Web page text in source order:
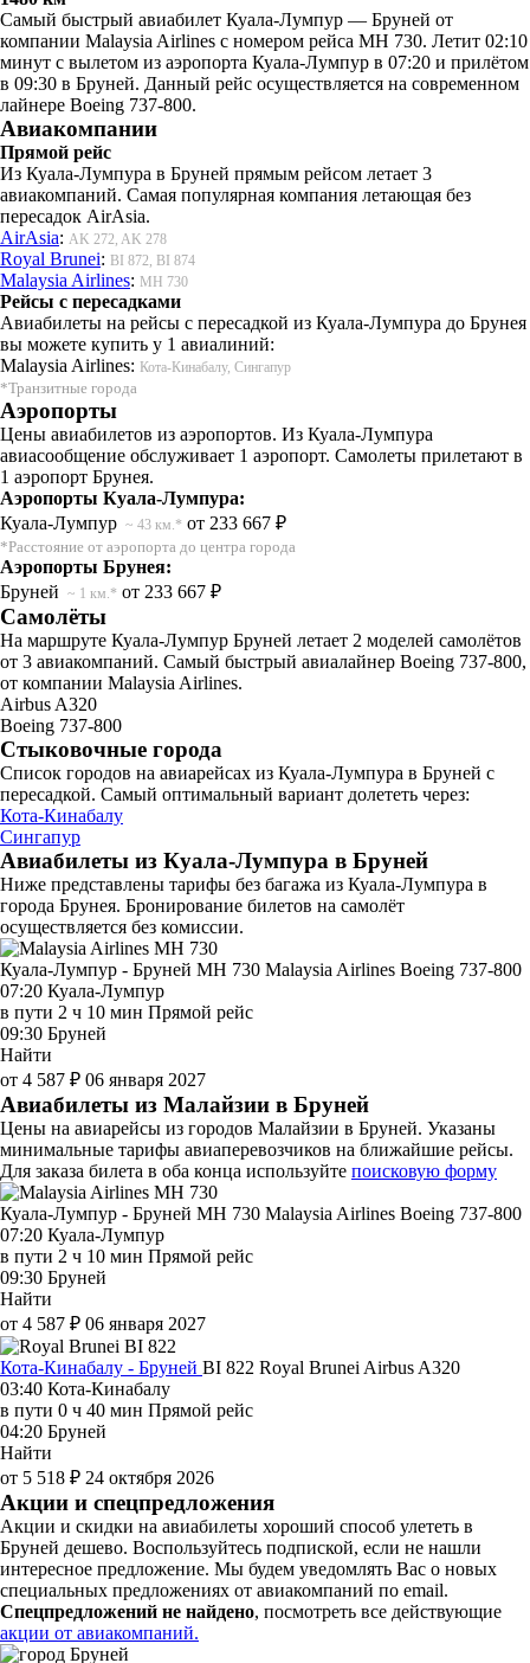
Самый быстрый авиабилет Куала-Лумпур — Бруней от
компании Malaysia Airlines с номером рейса MH 730. Летит 02:10
минут с вылетом из аэропорта Куала-Лумпур в 07:20 и прилётом
в 09:30 в Бруней. Данный рейс осуществляется на современном
лайнере Boeing 737-800.
Авиакомпании
Прямой рейс
Из Куала-Лумпура в Бруней прямым рейсом летает 3
авиакомпаний. Самая популярная компания летающая без
пересадок AirAsia.
AirAsia: AK 272, AK 278
Royal Brunei: BI 872, BI 874
Malaysia Airlines: MH 730
Рейсы с пересадками
Авиабилеты на рейсы с пересадкой из Куала-Лумпура до Брунея
вы можете купить у 1 авиалиний:
Malaysia Airlines: Кота-Кинабалу, Сингапур
*Транзитные города
Аэропорты
Цены авиабилетов из аэропортов. Из Куала-Лумпура
авиасообщение обслуживает 1 аэропорт. Самолеты прилетают в
1 аэропорт Брунея.
Аэропорты Куала-Лумпура:
Куала-Лумпур ~ 43 км.* от 233 667 ₽
*Расстояние от аэропорта до центра города
Аэропорты Брунея:
Бруней ~ 1 км.* от 233 667 ₽
Самолёты
На маршруте Куала-Лумпур Бруней летает 2 моделей самолётов
от 3 авиакомпаний. Самый быстрый авиалайнер Boeing 737-800,
от компании Malaysia Airlines.
Airbus A320
Boeing 737-800
Стыковочные города
Список городов на авиарейсах из Куала-Лумпура в Бруней с
пересадкой. Самый оптимальный вариант долететь через:
Кота-Кинабалу
Сингапур
Авиабилеты из Куала-Лумпура в Бруней
Ниже представлены тарифы без багажа из Куала-Лумпура в
города Брунея. Бронирование билетов на самолёт
осуществляется без комиссии.
Куала-Лумпур - Бруней MH 730 Malaysia Airlines Boeing 737-800
07:20 Куала-Лумпур
в пути 2 ч 10 мин Прямой рейс
09:30 Бруней
Найти
от 4 587 ₽ 06 января 2027
Авиабилеты из Малайзии в Бруней
Цены на авиарейсы из городов Малайзии в Бруней. Указаны
минимальные тарифы авиаперевозчиков на ближайшие рейсы.
Для заказа билета в оба конца используйте поисковую форму
Куала-Лумпур - Бруней MH 730 Malaysia Airlines Boeing 737-800
07:20 Куала-Лумпур
в пути 2 ч 10 мин Прямой рейс
09:30 Бруней
Найти
от 4 587 ₽ 06 января 2027
Кота-Кинабалу - Бруней BI 822 Royal Brunei Airbus A320
03:40 Кота-Кинабалу
в пути 0 ч 40 мин Прямой рейс
04:20 Бруней
Найти
от 5 518 ₽ 24 октября 2026
Акции и спецпредложения
Акции и скидки на авиабилеты хороший способ улететь в
Бруней дешево. Воспользуйтесь подпиской, если не нашли
интересное предложение. Мы будем уведомлять Вас о новых
специальных предложениях от авиакомпаний по email.
Спецпредложений не найдено, посмотреть все действующие
акции от авиакомпаний.